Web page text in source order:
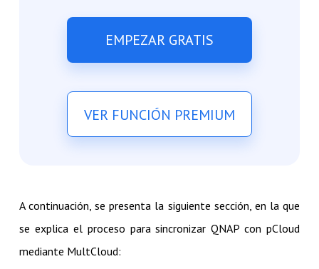
EMPEZAR GRATIS
VER FUNCIÓN PREMIUM
A continuación, se presenta la siguiente sección, en la que
se explica el proceso para sincronizar QNAP con pCloud
mediante MultCloud: